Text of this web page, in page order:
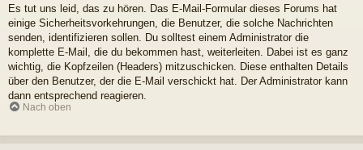
Es tut uns leid, das zu hören. Das E-Mail-Formular dieses Forums hat
einige Sicherheitsvorkehrungen, die Benutzer, die solche Nachrichten
senden, identifizieren sollen. Du solltest einem Administrator die
komplette E-Mail, die du bekommen hast, weiterleiten. Dabei ist es ganz
wichtig, die Kopfzeilen (Headers) mitzuschicken. Diese enthalten Details
über den Benutzer, der die E-Mail verschickt hat. Der Administrator kann
dann entsprechend reagieren.
Nach oben